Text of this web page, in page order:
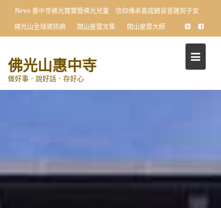
content
News 惠中寺佛光寶寶暨佛光兒童 信仰傳承喜成觀音菩薩契子女
佛光山全球資訊網
開山星雲文集 開山星雲大師
佛光山惠中寺
做好事．說好話．存好心